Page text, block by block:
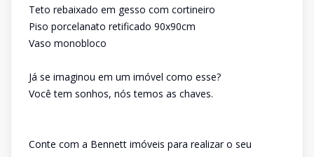
Teto rebaixado em gesso com cortineiro
Piso porcelanato retificado 90x90cm
Vaso monobloco
Já se imaginou em um imóvel como esse?
Você tem sonhos, nós temos as chaves.
Conte com a Bennett imóveis para realizar o seu